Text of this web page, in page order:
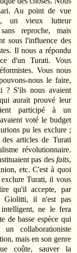
Au point de vue
un vieux lutteur
reproche, mais
sous l'influence des
Il nous a répondu
d'un Turati. Vous
Vous nous
nous le faire,
? S'ils nous avaient
aurait prouvé leur
participé à un
voté le budget
pu les exclure ;
articles de Turati
révolutionnaire.
pas des faits,
etc. C'est à quoi
Turati, il vous
qu'il accepte, par
Giolitti, il n'est pas
ne le fera
de basse espèce qui
collaborationiste
mais en son genre
coûte, sauver la